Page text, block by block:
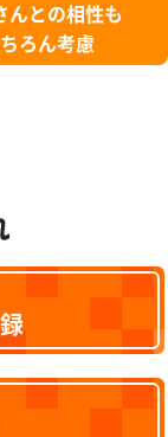
んとの相性も
ろん考慮